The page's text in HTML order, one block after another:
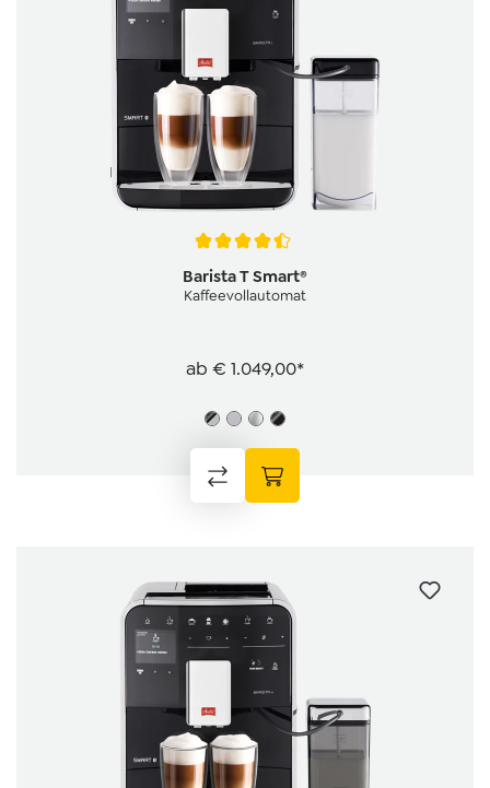
Average rating of 4.5 out of 5 stars
Barista T Smart®
Kaffeevollautomat
ab € 1.049,00*